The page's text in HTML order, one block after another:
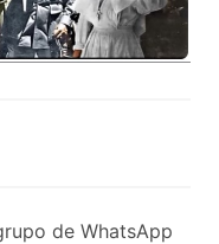
de WhatsApp